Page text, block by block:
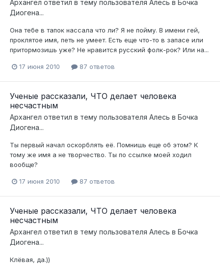
Архангел ответил в тему пользователя Алесь в Бочка
Диогена...
Она тебе в тапок нассала что ли? Я не пойму. В имени гей,
проклятое имя, петь не умеет. Есть еще что-то в запасе или
притормозишь уже? Не нравится русский фолк-рок? Или на...
17 июня 2010 87 ответов
Ученые рассказали, ЧТО делает человека
несчастным
Архангел ответил в тему пользователя Алесь в Бочка
Диогена...
Ты первый начал оскорблять её. Помнишь еще об этом? К
тому же имя а не творчество. Ты по ссылке моей ходил
вообще?
17 июня 2010 87 ответов
Ученые рассказали, ЧТО делает человека
несчастным
Архангел ответил в тему пользователя Алесь в Бочка
Диогена...
Клёвая, да.))